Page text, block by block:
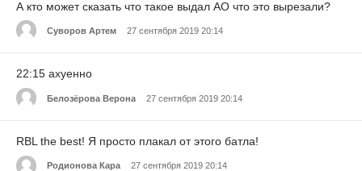
А кто может сказать что такое выдал АО что это вырезали?
Суворов Артем 27 сентября 2019 20:14
22:15 ахуенно
Белозёрова Верона 27 сентября 2019 20:14
RBL the best! Я просто плакал от этого батла!
Родионова Кара 27 сентября 2019 20:14